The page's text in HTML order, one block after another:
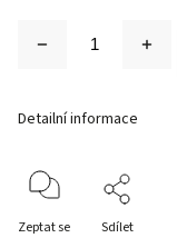
Detailní informace
Zeptat se Sdílet